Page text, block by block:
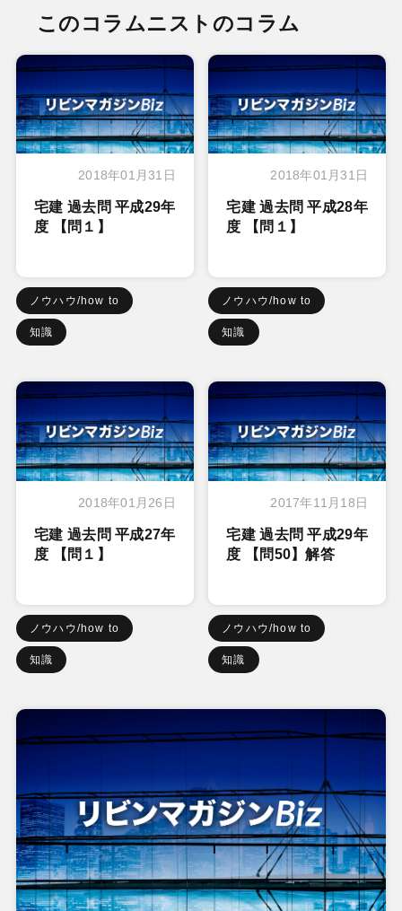
このコラムニストのコラム
2018年01月31日
宅建 過去問 平成29年
度 【問１】
ノウハウ/how to
知識
2018年01月31日
宅建 過去問 平成28年
度 【問１】
ノウハウ/how to
知識
2018年01月26日
宅建 過去問 平成27年
度 【問１】
ノウハウ/how to
知識
2017年11月18日
宅建 過去問 平成29年
度 【問50】解答
ノウハウ/how to
知識